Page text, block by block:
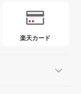
楽天カード